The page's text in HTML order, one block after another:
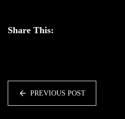
Share This:
PREVIOUS POST